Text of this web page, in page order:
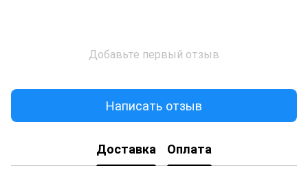
Добавьте первый отзыв
Написать отзыв
Доставка Оплата